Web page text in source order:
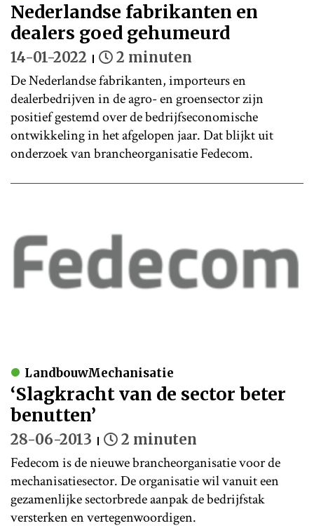
Nederlandse fabrikanten en
dealers goed gehumeurd
14-01-2022 2 minuten
De Nederlandse fabrikanten, importeurs en
dealerbedrijven in de agro- en groensector zijn
positief gestemd over de bedrijfseconomische
ontwikkeling in het afgelopen jaar. Dat blijkt uit
onderzoek van brancheorganisatie Fedecom.
LandbouwMechanisatie
‘Slagkracht van de sector beter
benutten’
28-06-2013 2 minuten
Fedecom is de nieuwe brancheorganisatie voor de
mechanisatiesector. De organisatie wil vanuit een
gezamenlijke sectorbrede aanpak de bedrijfstak
versterken en vertegenwoordigen.